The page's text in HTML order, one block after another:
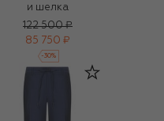
и шелка
122 500 ₽
85 750 ₽
-30%